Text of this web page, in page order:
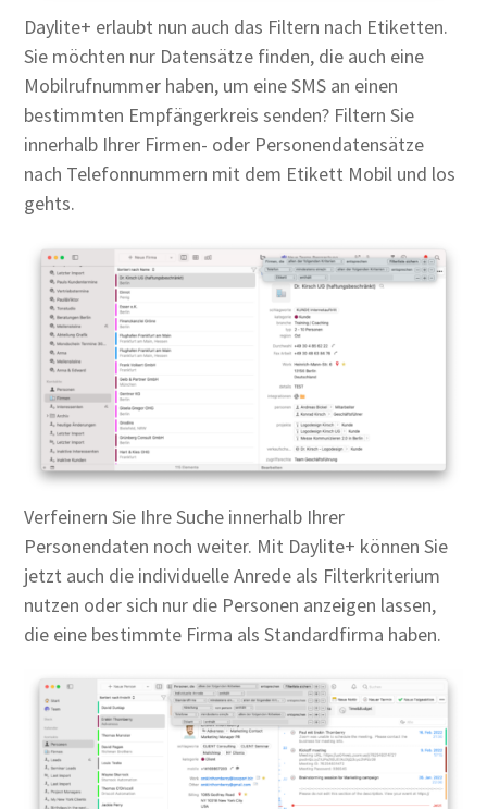
Daylite+ erlaubt nun auch das Filtern nach Etiketten.
Sie möchten nur Datensätze finden, die auch eine
Mobilrufnummer haben, um eine SMS an einen
bestimmten Empfängerkreis senden? Filtern Sie
innerhalb Ihrer Firmen- oder Personendatensätze
nach Telefonnummern mit dem Etikett Mobil und los
gehts.
Verfeinern Sie Ihre Suche innerhalb Ihrer
Personendaten noch weiter. Mit Daylite+ können Sie
jetzt auch die individuelle Anrede als Filterkriterium
nutzen oder sich nur die Personen anzeigen lassen,
die eine bestimmte Firma als Standardfirma haben.